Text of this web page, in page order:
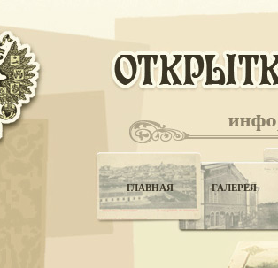
ГЛАВНАЯ ГАЛЕРЕЯ